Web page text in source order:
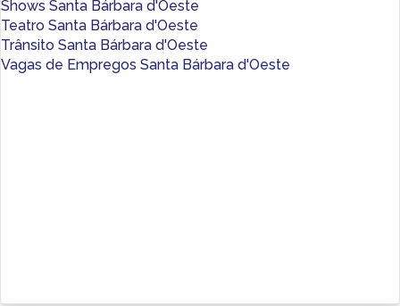
Shows Santa Bárbara d'Oeste
Teatro Santa Bárbara d'Oeste
Trânsito Santa Bárbara d'Oeste
Vagas de Empregos Santa Bárbara d'Oeste